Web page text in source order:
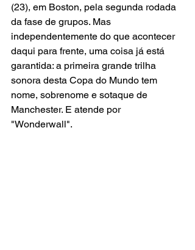
(23), em Boston, pela segunda rodada
da fase de grupos. Mas
independentemente do que acontecer
daqui para frente, uma coisa já está
garantida: a primeira grande trilha
sonora desta Copa do Mundo tem
nome, sobrenome e sotaque de
Manchester. E atende por
"Wonderwall".